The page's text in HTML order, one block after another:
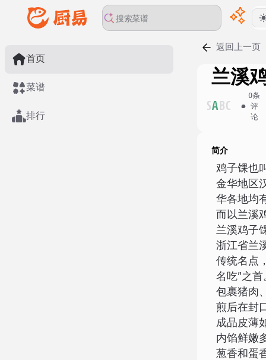
首页
菜谱
排行
返回上一页
兰溪
SA BC
0条
评
论
简介
鸡子馃也
金华地区
华各地均
而以兰溪
兰溪鸡子
浙江省兰
传统名点
名吃”之
包裹猪肉
煎后在封
成品皮薄
内馅鲜嫩
葱香和蛋